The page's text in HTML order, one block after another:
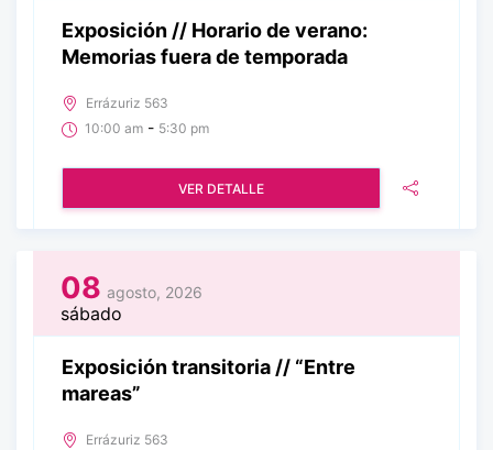
Exposición // Horario de verano:
Memorias fuera de temporada
Errázuriz 563
10:00 am - 5:30 pm
VER DETALLE
08 agosto, 2026
sábado
Exposición transitoria // “Entre
mareas”
Errázuriz 563